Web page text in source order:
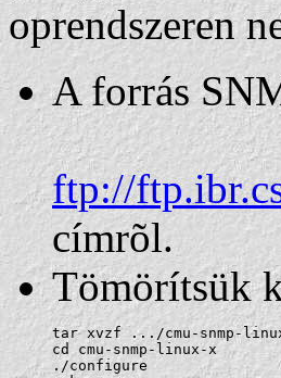
oprendszeren
A forrás
ftp://
címrõl.
Tömörítsük
tar xvzf .../cmu-snmp-
cd cmu-snmp-linux-x
./configure